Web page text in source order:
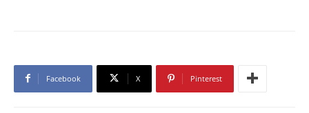
Facebook X Pinterest